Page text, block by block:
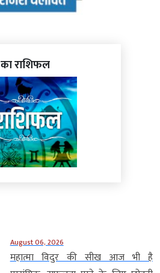
का राशिफल
August 06, 2026
महात्मा विदुर की सीख आज भी है